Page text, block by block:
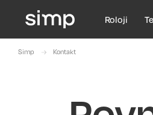
Roloji
Simp Kontakt